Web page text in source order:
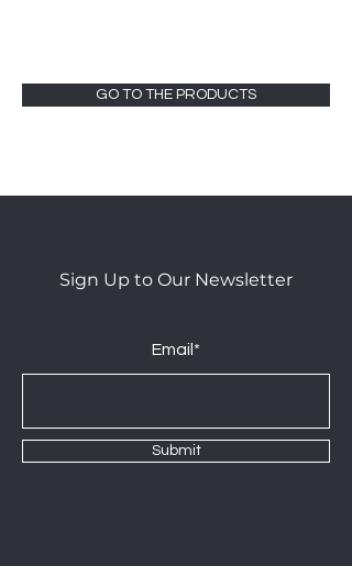
GO TO THE PRODUCTS
Sign Up to Our Newsletter
Email*
Submit